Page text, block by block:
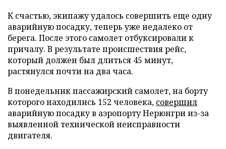
К счастью, экипажу удалось совершить еще одну
аварийную посадку, теперь уже недалеко от
берега. После этого самолет отбуксировали к
причалу. В результате происшествия рейс,
который должен был длиться 45 минут,
растянулся почти на два часа.
В понедельник пассажирский самолет, на борту
которого находились 152 человека, совершил
аварийную посадку в аэропорту Нерюнгри из-за
выявленной технической неисправности
двигателя.